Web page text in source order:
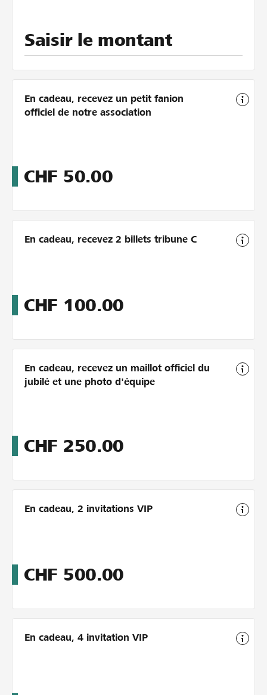
Saisir le montant
En cadeau, recevez un petit fanion
officiel de notre association
CHF 50.00
En cadeau, recevez 2 billets tribune C
CHF 100.00
En cadeau, recevez un maillot officiel du
jubilé et une photo d'équipe
CHF 250.00
En cadeau, 2 invitations VIP
CHF 500.00
En cadeau, 4 invitation VIP